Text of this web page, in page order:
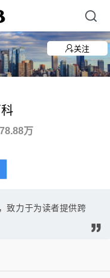
关注
万
致力于为读者提供跨